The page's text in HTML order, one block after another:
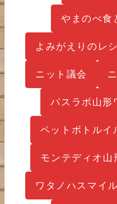
やまのべ食
よみがえりのレ
ニット議会
パスラボ山形
ペットボトルイ
モンテディオ山
ワタノハスマイル